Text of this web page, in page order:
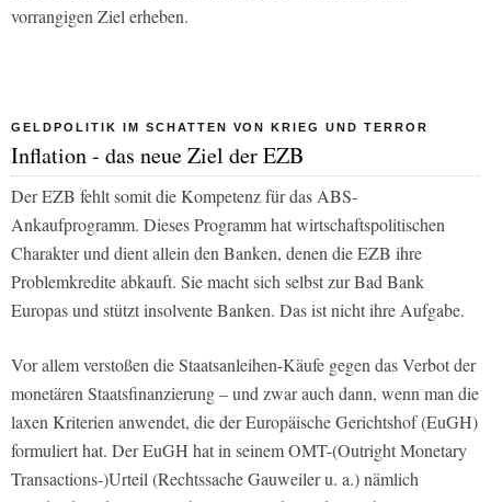
vorrangigen Ziel erheben.
GELDPOLITIK IM SCHATTEN VON KRIEG UND TERROR
Inflation - das neue Ziel der EZB
Der EZB fehlt somit die Kompetenz für das ABS-
Ankaufprogramm. Dieses Programm hat wirtschaftspolitischen
Charakter und dient allein den Banken, denen die EZB ihre
Problemkredite abkauft. Sie macht sich selbst zur Bad Bank
Europas und stützt insolvente Banken. Das ist nicht ihre Aufgabe.
Vor allem verstoßen die Staatsanleihen-Käufe gegen das Verbot der
monetären Staatsfinanzierung – und zwar auch dann, wenn man die
laxen Kriterien anwendet, die der Europäische Gerichtshof (EuGH)
formuliert hat. Der EuGH hat in seinem OMT-(Outright Monetary
Transactions-)Urteil (Rechtssache Gauweiler u. a.) nämlich